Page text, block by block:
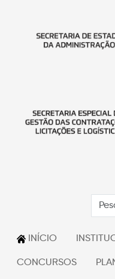
INÍCIO
CONCURSOS